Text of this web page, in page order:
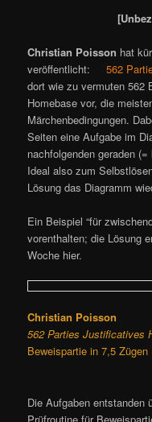
Christian Poisson hat
veröffentlicht:
562
dort wie zu vermuten 562
Homebase vor, die
Märchenbedingungen.
Seiten eine Aufgabe im
nachfolgenden geraden
Ideal also zum
Lösung das Diagramm
Ein Beispiel “für
vorenthalten; die Lösung
Woche hier.
Christian Poisson
562 Parties Justificatives
Beweispartie in 7,5 Zügen
Die Aufgaben entstanden
Prüfroutine für